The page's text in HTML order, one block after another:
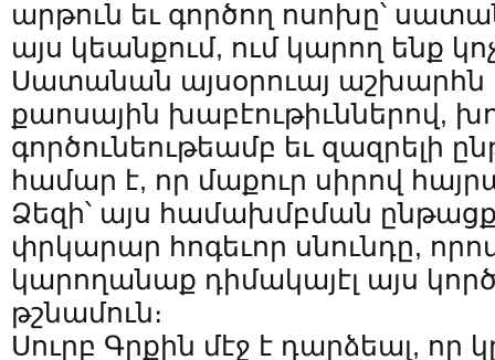
արթուն եւ գործող ոսոխը՝
այս կեանքում, ում կարող ենք
Սատանան այսօրուայ աշխարհն
քաոսային խաբէութիւններով,
գործունեութեամբ եւ զազրելի
համար է, որ մաքուր սիրով
Ձեզի՝ այս համախմբման
փրկարար հոգեւոր սնունդը,
կարողանաք դիմակայէլ այս
թշնամուն։
Սուրբ Գրքին մէջ է դարձեալ, որ